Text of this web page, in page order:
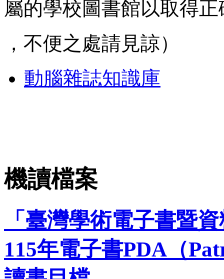
屬的學校圖書館以取得
，不便之處請見諒）
動腦雜誌知識庫
機讀檔案
「臺灣學術電子書暨
115年電子書PDA（